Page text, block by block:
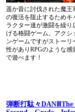
遥か昔に討伐された魔王
の復活を阻止するためキ
ラクター達が激闘を繰り
げる格闘ゲーム。アクシ
ンゲームですがストーリ
性がありRPGのような感
で遊べます！
弾断打駄々